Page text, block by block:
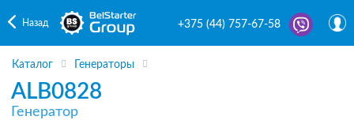
Назад +375 (44) 757-67-58
Каталог Генераторы
ALB0828
Генератор